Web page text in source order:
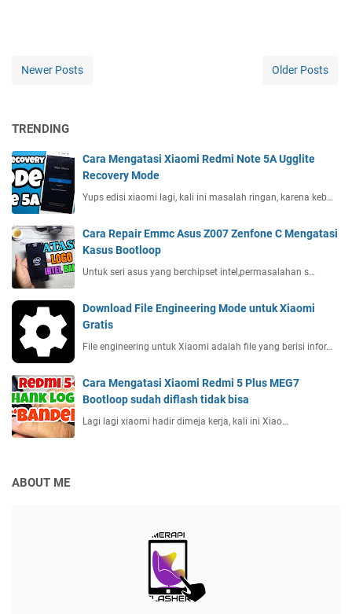
Newer Posts Older Posts
TRENDING
Cara Mengatasi Xiaomi Redmi Note 5A Ugglite
Recovery Mode
Yups edisi xiaomi lagi, kali ini masalah ringan, karena keb…
Cara Repair Emmc Asus Z007 Zenfone C Mengatasi
Kasus Bootloop
Untuk seri asus yang berchipset intel,permasalahan s…
Download File Engineering Mode untuk Xiaomi
Gratis
File engineering untuk Xiaomi adalah file yang berisi infor…
Cara Mengatasi Xiaomi Redmi 5 Plus MEG7
Bootloop sudah diflash tidak bisa
Lagi lagi xiaomi hadir dimeja kerja, kali ini Xiao…
ABOUT ME